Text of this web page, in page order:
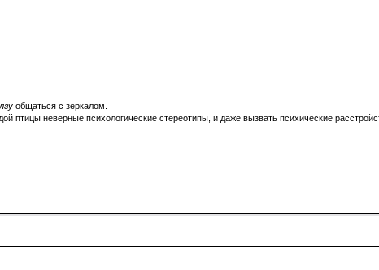
общаться с зеркалом.
птицы неверные психологические стереотипы, и даже вызвать психические